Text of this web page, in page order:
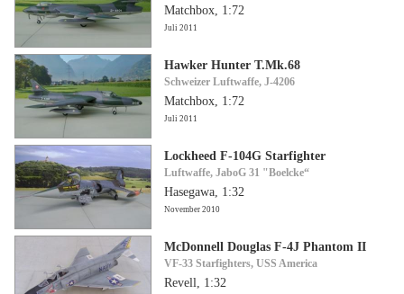
Matchbox, 1:72
Juli 2011
Hawker Hunter T.Mk.68
Schweizer Luftwaffe, J-4206
Matchbox, 1:72
Juli 2011
Lockheed F-104G Starfighter
Luftwaffe, JaboG 31 "Boelcke“
Hasegawa, 1:32
November 2010
McDonnell Douglas F-4J Phantom II
VF-33 Starfighters, USS America
Revell, 1:32